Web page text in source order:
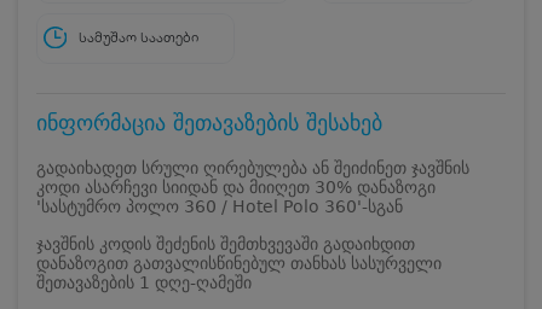
სამუშაო საათები
ინფორმაცია შეთავაზების შესახებ
გადაიხადეთ სრული ღირებულება ან შეიძინეთ ჯავშნის
კოდი ასარჩევი სიიდან და მიიღეთ 30% დანაზოგი
'სასტუმრო პოლო 360 / Hotel Polo 360'-სგან
ჯავშნის კოდის შეძენის შემთხვევაში გადაიხდით
დანაზოგით გათვალისწინებულ თანხას სასურველი
შეთავაზების 1 დღე-ღამეში